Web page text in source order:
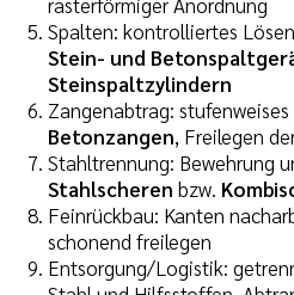
Spalten: kontrolliertes
Stein- und
Steinspaltzylindern
Zangenabtrag:
Betonzangen, Freilegen
Stahltrennung: Bewehrung
Stahlscheren bzw.
Feinrückbau: Kanten
schonend freilegen
Entsorgung/Logistik: